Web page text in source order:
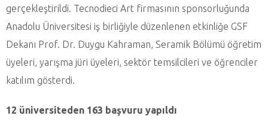
gerçekleştirildi. Tecnodieci Art firmasının sponsorluğunda
Anadolu Üniversitesi iş birliğiyle düzenlenen etkinliğe GSF
Dekanı Prof. Dr. Duygu Kahraman, Seramik Bölümü öğretim
üyeleri, yarışma jüri üyeleri, sektör temsilcileri ve öğrenciler
katılım gösterdi.
12 üniversiteden 163 başvuru yapıldı